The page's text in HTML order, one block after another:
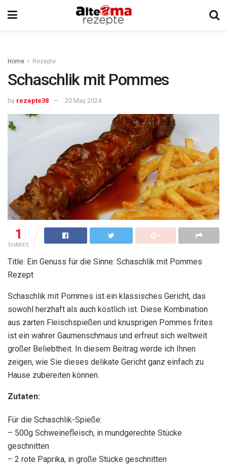
Home Rezepte
Schaschlik mit Pommes
by rezepte38 20 May 2024
1
SHARES
Title: Ein Genuss für die Sinne: Schaschlik mit Pommes
Rezept
Schaschlik mit Pommes ist ein klassisches Gericht, das
sowohl herzhaft als auch köstlich ist. Diese Kombination
aus zarten Fleischspießen und knusprigen Pommes frites
ist ein wahrer Gaumenschmaus und erfreut sich weltweit
großer Beliebtheit. In diesem Beitrag werde ich Ihnen
zeigen, wie Sie dieses delikate Gericht ganz einfach zu
Hause zubereiten können.
Zutaten:
Für die Schaschlik-Spieße:
– 500g Schweinefleisch, in mundgerechte Stücke
geschnitten
– 2 rote Paprika, in große Stücke geschnitten